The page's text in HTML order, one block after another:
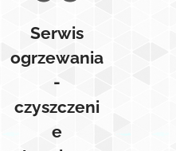
Serwis
ogrzewania
-
czyszczeni
e